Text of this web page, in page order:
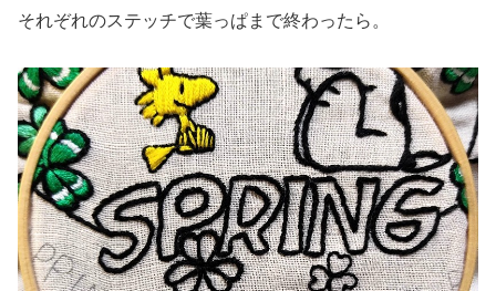
それぞれのステッチで葉っぱまで終わったら。